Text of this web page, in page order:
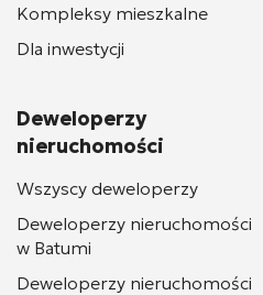
Kompleksy mieszkalne
Dla inwestycji
Deweloperzy
nieruchomości
Wszyscy deweloperzy
Deweloperzy nieruchomości
w Batumi
Deweloperzy nieruchomości